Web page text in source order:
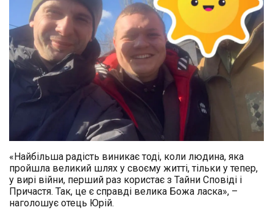
«Найбільша радість виникає тоді, коли людина, яка
пройшла великий шлях у своєму житті, тільки у тепер,
у вирі війни, перший раз користає з Тайни Сповіді і
Причастя. Так, це є справді велика Божа ласка», –
наголошує отець Юрій.